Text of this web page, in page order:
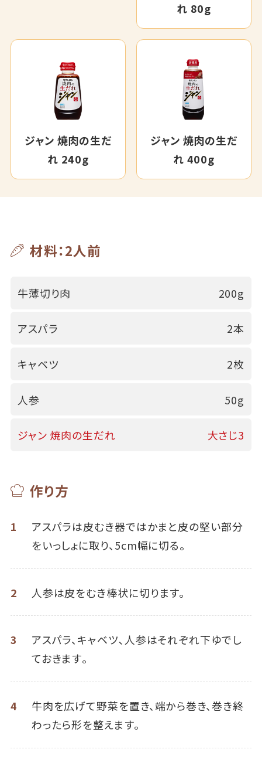
れ 80g
ジャン 焼肉の生だ
れ 240g
ジャン 焼肉の生だ
れ 400g
材料：2人前
牛薄切り肉 200g
アスパラ 2本
キャベツ 2枚
人参 50g
ジャン 焼肉の生だれ 大さじ3
作り方
1
アスパラは皮むき器ではかまと皮の堅い部分
をいっしょに取り、5cm幅に切る。
2 人参は皮をむき棒状に切ります。
3
アスパラ、キャベツ､人参はそれぞれ下ゆでし
ておきます｡
4
牛肉を広げて野菜を置き、端から巻き、巻き終
わったら形を整えます。